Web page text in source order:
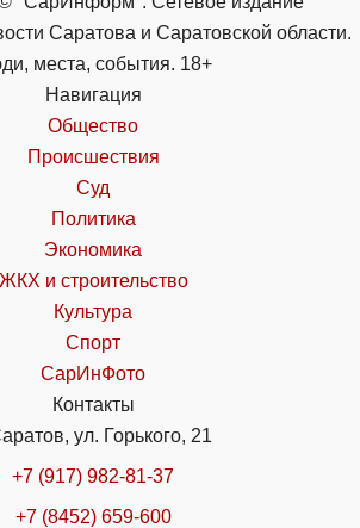
Саратова и Саратовской области.
места, события. 18+
Навигация
Общество
Происшествия
Суд
Политика
Экономика
ЖКХ и строительство
Культура
Спорт
СарИнФото
Контакты
ул. Горького, 21
+7 (917) 982-81-37
+7 (8452) 659-600